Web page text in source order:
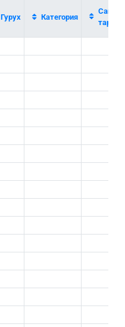
Гурух Категория
Саноат